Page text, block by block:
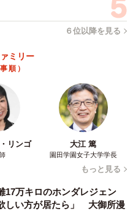
６位以降を見る
ミリー
順）
リンゴ 大江 篤
園田学園女子大学学長
もっと見る
17万キロのホンダレジェン
しい方が居たら」 大御所漫